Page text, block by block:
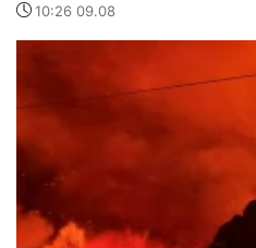
10:26 09.08